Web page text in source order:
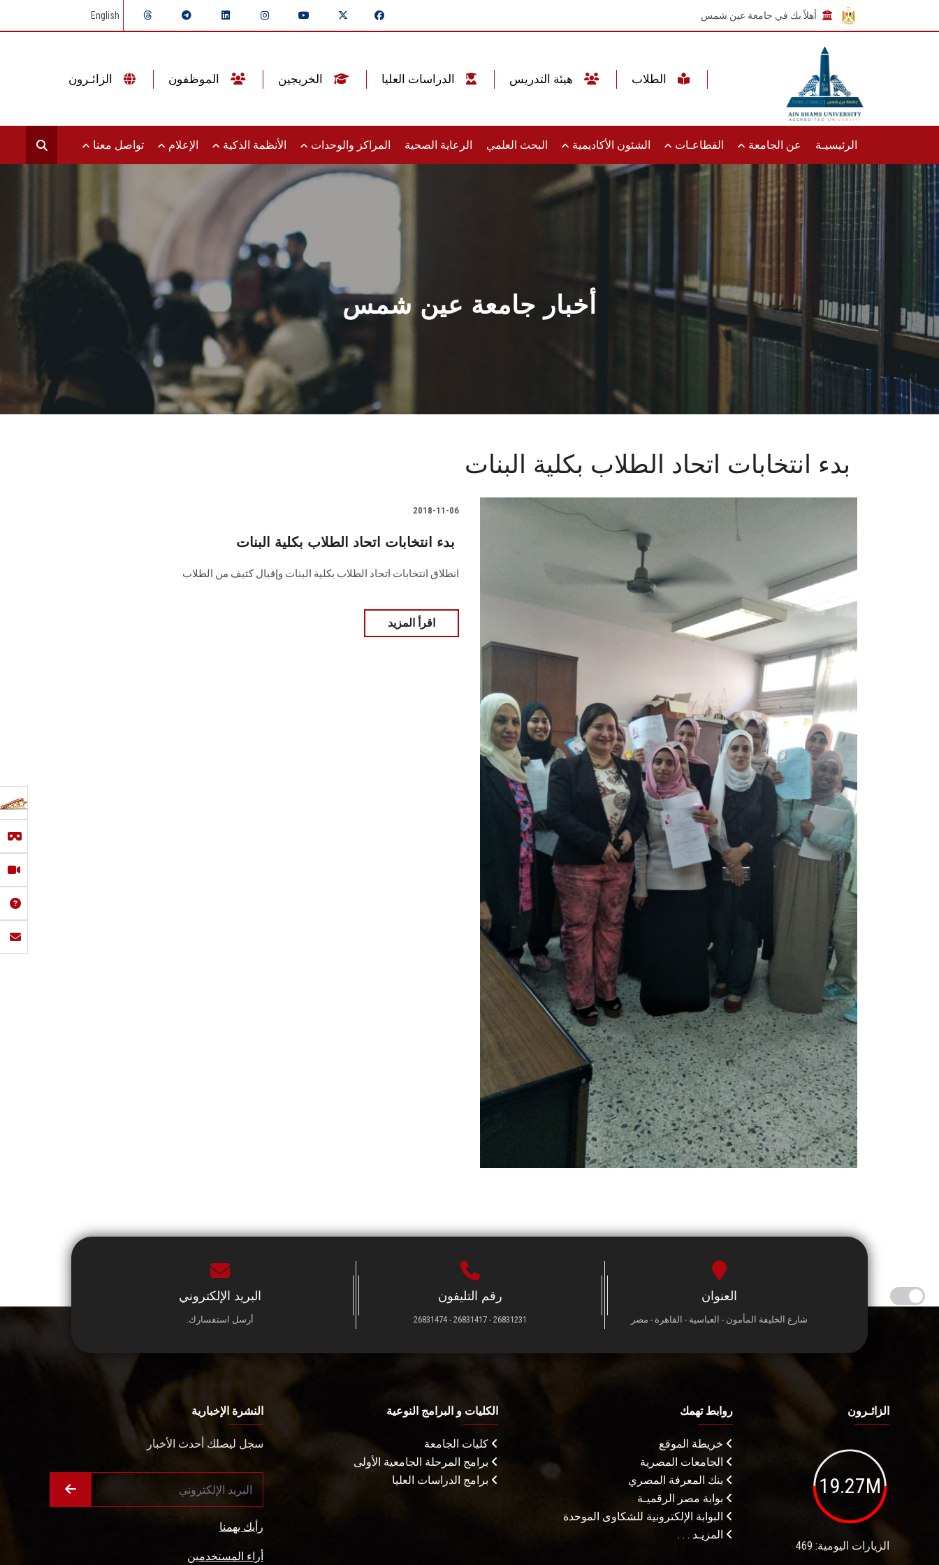
أهلاً بك في جامعة عين شمس English
الرئيسيـة عن الجامعة القطاعـات الشئون الأكاديمية البحث العلمي الرعاية الصحية المراكز والوحدات الأنظمة الذكية الإعلام تواصل معنا
أخبار جامعة عين شمس
2018-11-06
انطلاق انتخابات اتحاد الطلاب بكلية البنات وإقبال كثيف من الطلاب
اقرأ المزيد
العنوان
شارع الخليفة المأمون - العباسية - القاهرة - مصر
رقم التليفون
26831231 - 26831417 - 26831474
البريد الإلكتروني
أرسل استفسارك.
الزائـرون
19.27M
الزيارات اليومية: 469
روابط تهمك
خريطة الموقع
الجامعات المصرية
بنك المعرفة المصري
بوابة مصر الرقميـة
البوابة الإلكترونية للشكاوى الموحدة
المزيـد . . .
الكليات و البرامج النوعية
كليات الجامعة
برامج المرحلة الجامعية الأولى
برامج الدراسات العليا
النشرة الإخبارية
سجل ليصلك أحدث الأخبار
رأيك يهمنا
أراء المستخدمين